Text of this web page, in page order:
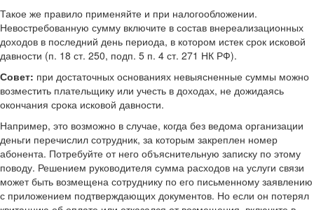
Такое же правило применяйте и при налогообложении.
Невостребованную сумму включите в состав внереализационных
доходов в последний день периода, в котором истек срок исковой
давности (п. 18 ст. 250, подп. 5 п. 4 ст. 271 НК РФ).
Совет: при достаточных основаниях невыясненные суммы можно
возместить плательщику или учесть в доходах, не дожидаясь
окончания срока исковой давности.
Например, это возможно в случае, когда без ведома организации
деньги перечислил сотрудник, за которым закреплен номер
абонента. Потребуйте от него объяснительную записку по этому
поводу. Решением руководителя сумма расходов на услуги связи
может быть возмещена сотруднику по его письменному заявлению
с приложением подтверждающих документов. Но если он потерял